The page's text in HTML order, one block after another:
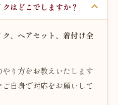
はどこでしますか？
ク、ヘアセット、着付け全
り方をお教えいたします
自身で対応をお願いして